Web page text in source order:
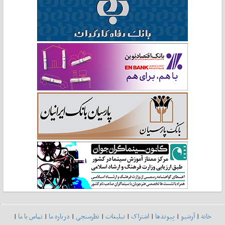
خانه|آرشیو| پیوندها| اشتراک| تبلیغات| نظرسنجی| درباره ما| تماس با ما|